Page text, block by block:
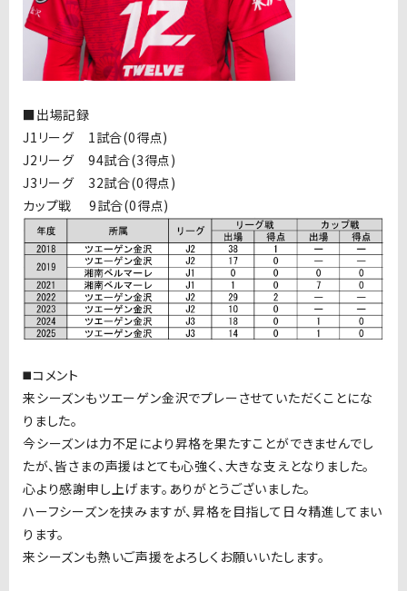
■出場記録
J1リーグ 1試合(0得点)
J2リーグ 94試合(3得点)
J3リーグ 32試合(0得点)
カップ戦 9試合(0得点)
◼️コメント
来シーズンもツエーゲン金沢でプレーさせていただくことにな
りました。
今シーズンは力不足により昇格を果たすことができませんでし
たが、皆さまの声援はとても心強く、大きな支えとなりました。
心より感謝申し上げます。ありがとうございました。
ハーフシーズンを挟みますが、昇格を目指して日々精進してまい
ります。
来シーズンも熱いご声援をよろしくお願いいたします。